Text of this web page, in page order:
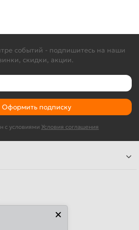
событий - подпишитесь на наши
скидки, акции.
Оформить подписку
с условиями Условия соглашения